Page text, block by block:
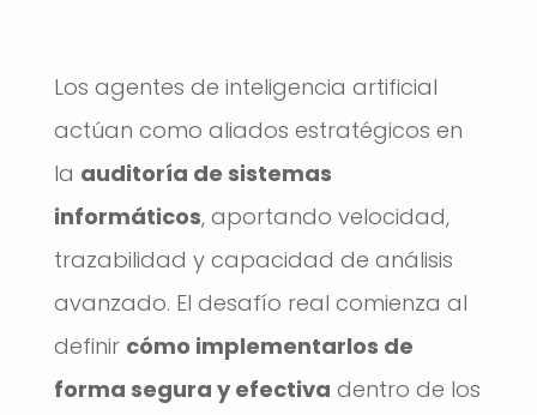
Los agentes de inteligencia artificial
actúan como aliados estratégicos en
la auditoría de sistemas
informáticos, aportando velocidad,
trazabilidad y capacidad de análisis
avanzado. El desafío real comienza al
definir cómo implementarlos de
forma segura y efectiva dentro de los